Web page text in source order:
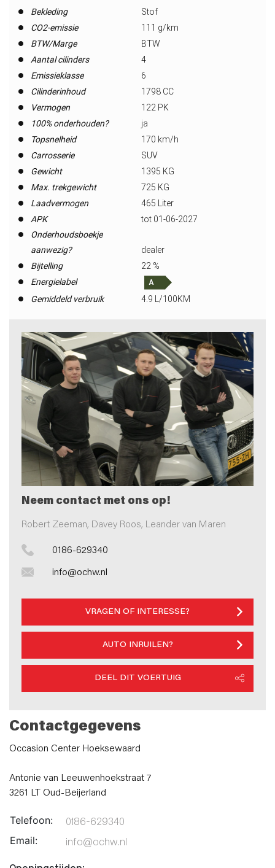
Bekleding
Stof
CO2-emissie
111 g/km
BTW/Marge
BTW
Aantal cilinders
4
Emissieklasse
6
Cilinderinhoud
1798 CC
Vermogen
122 PK
100% onderhouden?
ja
Topsnelheid
170 km/h
Carrosserie
SUV
Gewicht
1395 KG
Max. trekgewicht
725 KG
Laadvermogen
465 Liter
APK
tot 01-06-2027
Onderhoudsboekje
aanwezig?
dealer
Bijtelling
22 %
Energielabel
Gemiddeld verbruik
4.9 L/100KM
Neem contact met ons op!
Robert Zeeman, Davey Roos, Leander van Maren
0186-629340
info@ochw.nl
VRAGEN OF INTERESSE?
AUTO INRUILEN?
DEEL DIT VOERTUIG
Contactgegevens
Occasion Center Hoeksewaard
Antonie van Leeuwenhoekstraat 7
3261 LT Oud-Beijerland
Telefoon: 0186-629340
Email: info@ochw.nl